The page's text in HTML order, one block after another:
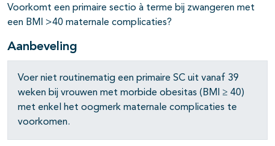
Voorkomt een primaire sectio à terme bij zwangeren met
een BMI >40 maternale complicaties?
Aanbeveling
Voer niet routinematig een primaire SC uit vanaf 39
weken bij vrouwen met morbide obesitas (BMI ≥ 40)
met enkel het oogmerk maternale complicaties te
voorkomen.